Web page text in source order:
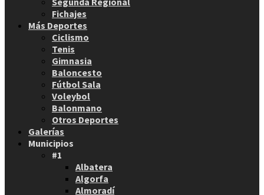
Fichajes
Más Deportes
Ciclismo
Tenis
Gimnasia
Baloncesto
Fútbol Sala
Voleybol
Balonmano
Otros Deportes
Galerías
Municipios
#1
Albatera
Algorfa
Almoradí